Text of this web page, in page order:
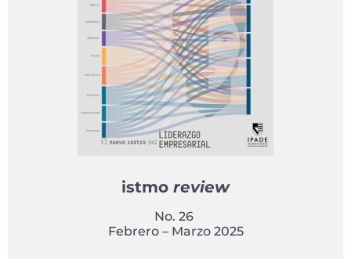
istmo review
No. 26
Febrero – Marzo 2025